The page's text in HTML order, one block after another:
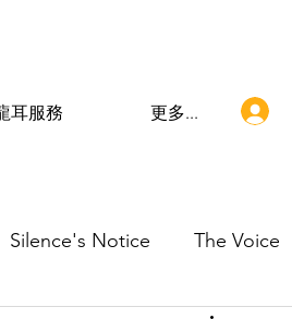
耳服務 更多...
Silence's Notice The Voice